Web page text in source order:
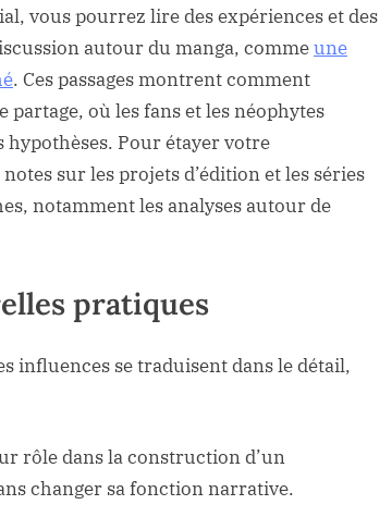
vous pourrez lire des expériences et des
autour du manga, commeune
. Ces passages montrent comment
partage, où les fans et les néophytes
Pour étayer votre
sur les projets d’édition et les séries
notamment les analyses autour de
pratiques
influences se traduisent dans le détail,
rôle dans la construction d’un
changer sa fonction narrative.